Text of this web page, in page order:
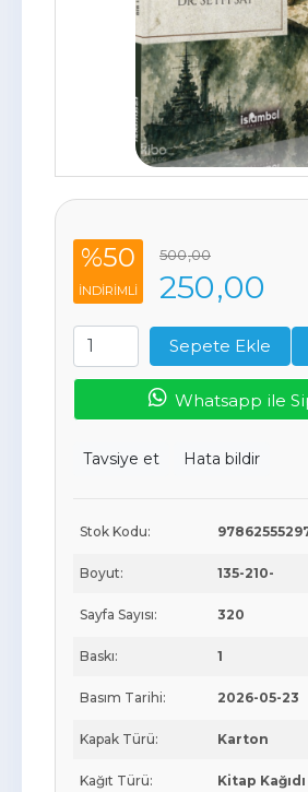
%50
INDIRIMLI
500,00
250,00
Sepete Ekle
Whatsapp ile
Tavsiye et Hata bildir
Stok Kodu:
Boyut: 135-210-
Sayfa Sayısı: 320
Baskı: 1
Basım Tarihi: 2026-05-23
Kapak Türü: Karton
Kağıt Türü: Kitap Kağıdı